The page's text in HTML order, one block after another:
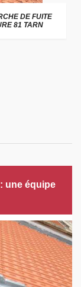
DE FUITE
81 TARN
une équipe